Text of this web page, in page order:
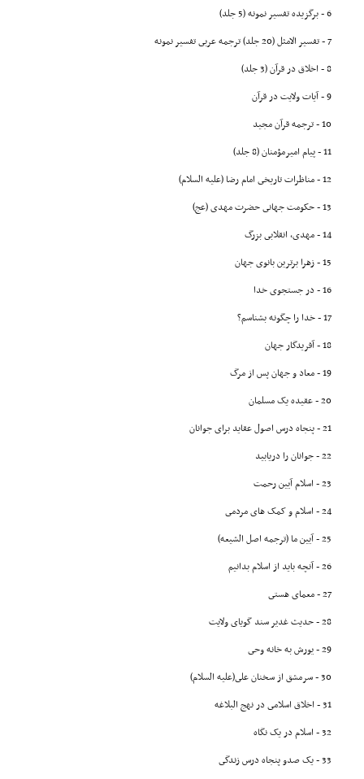
6 - برگزیده تفسیر نمونه (5 جلد)
7 - تفسیر الامثل (20 جلد) ترجمه عربى تفسیر نمونه
8 - اخلاق در قرآن (3 جلد)
9 - آیات ولایت در قرآن
10 - ترجمه قرآن مجید
11 - پیام امیرمؤمنان (8 جلد)
12 - مناظرات تاریخى امام رضا (علیه السلام)
13 - حکومت جهانى حضرت مهدى (عج)
14 - مهدى، انقلابى بزرگ
15 - زهرا برترین بانوى جهان
16 - در جستجوى خدا
17 - خدا را چگونه بشناسم؟
18 - آفریدگار جهان
19 - معاد و جهان پس از مرگ
20 - عقیده یک مسلمان
21 - پنجاه درس اصول عقاید براى جوانان
22 - جوانان را دریابید
23 - اسلام آیین رحمت
24 - اسلام و کمک هاى مردمى
25 - آیین ما (ترجمه اصل الشیعه)
26 - آنچه باید از اسلام بدانیم
27 - معماى هستى
28 - حدیث غدیر سند گویاى ولایت
29 - یورش به خانه وحى
30 - سرمشق از سخنان على(علیه السلام)
31 - اخلاق اسلامى در نهج البلاغه
32 - اسلام در یک نگاه
33 - یک صدو پنجاه درس زندگى